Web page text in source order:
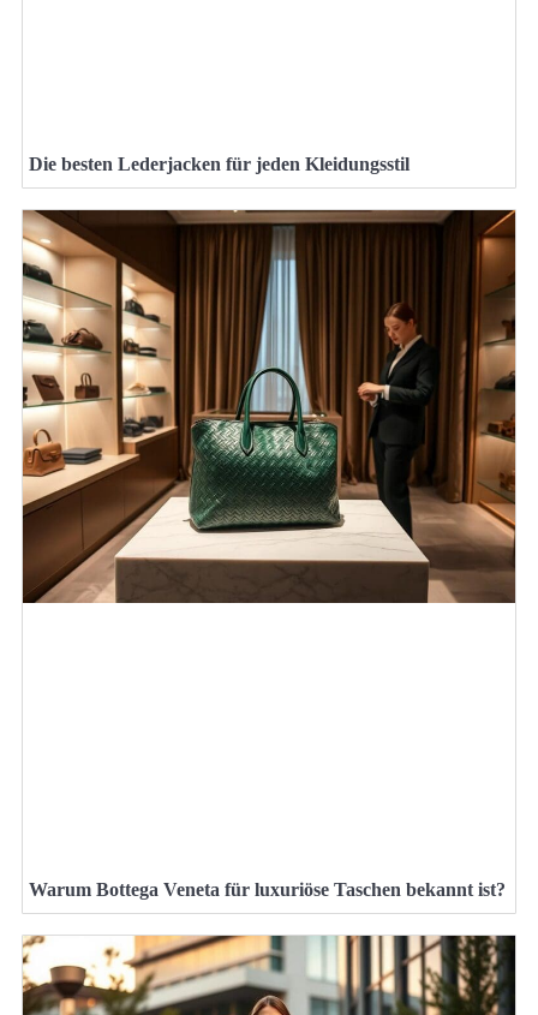
Die besten Lederjacken für jeden Kleidungsstil
Warum Bottega Veneta für luxuriöse Taschen bekannt ist?